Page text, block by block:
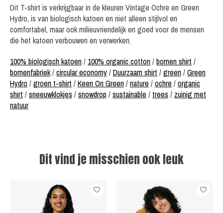
Dit T-shirt is verkrijgbaar in de kleuren Vintage Ochre en Green
Hydro, is van biologisch katoen en niet alleen stijlvol en
comfortabel, maar ook milieuvriendelijk en goed voor de mensen
die het katoen verbouwen en verwerken.
100% biologisch katoen/ 100% organic cotton/bomen shirt /
bomenfabriek/circular economy/Duurzaam shirt /green/Green
Hydro /groen t-shirt /Keen On Green/nature /ochre /organic
shirt /sneeuwklokjes /snowdrop /sustainable / trees / zuinig met
natuur
Dit vind je misschien ook leuk
Items van productcarrousel